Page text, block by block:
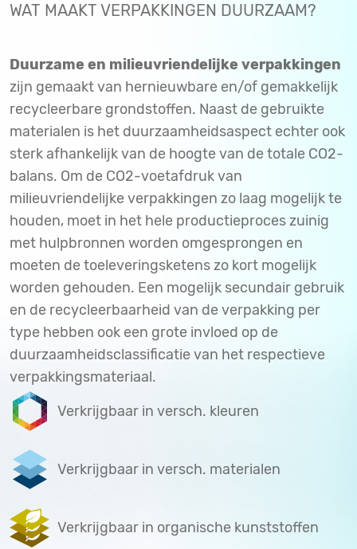
WAT MAAKT VERPAKKINGEN DUURZAAM?
Duurzame en milieuvriendelijke verpakkingen
zijn gemaakt van hernieuwbare en/of gemakkelijk
recycleerbare grondstoffen. Naast de gebruikte
materialen is het duurzaamheidsaspect echter ook
sterk afhankelijk van de hoogte van de totale CO2-
balans. Om de CO2-voetafdruk van
milieuvriendelijke verpakkingen zo laag mogelijk te
houden, moet in het hele productieproces zuinig
met hulpbronnen worden omgesprongen en
moeten de toeleveringsketens zo kort mogelijk
worden gehouden. Een mogelijk secundair gebruik
en de recycleerbaarheid van de verpakking per
type hebben ook een grote invloed op de
duurzaamheidsclassificatie van het respectieve
verpakkingsmateriaal.
Verkrijgbaar in versch. kleuren
Verkrijgbaar in versch. materialen
Verkrijgbaar in organische kunststoffen